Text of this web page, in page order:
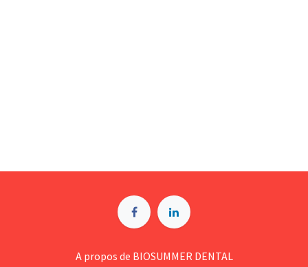
A p​ropos de BIOSUMMER DENTAL